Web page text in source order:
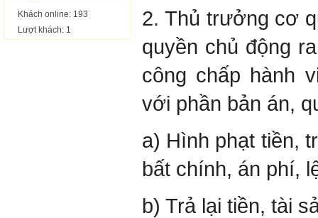
Khách online: 193
Lượt khách: 1
2. Thủ trưởng cơ
quyền chủ động
công chấp hành
với phần bản án,
a) Hình phạt tiền,
bất chính, án phí,
b) Trả lại tiền, tài